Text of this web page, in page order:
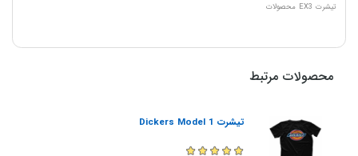
تیشرت EX3 محصولات
محصولات مرتبط
تیشرت Dickers Model 1